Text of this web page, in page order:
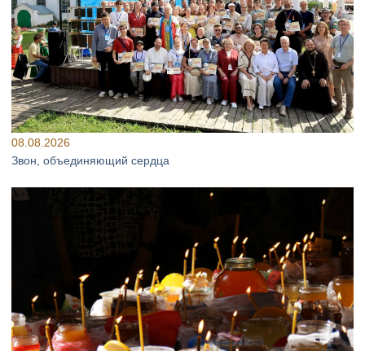
08.08.2026
Звон, объединяющий сердца